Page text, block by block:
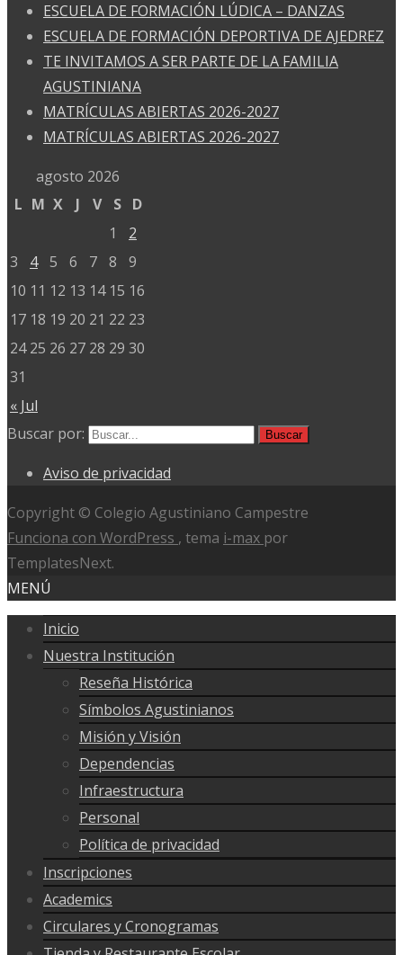
ESCUELA DE FORMACIÓN LÚDICA – DANZAS
ESCUELA DE FORMACIÓN DEPORTIVA DE AJEDREZ
TE INVITAMOS A SER PARTE DE LA FAMILIA
AGUSTINIANA
MATRÍCULAS ABIERTAS 2026-2027
MATRÍCULAS ABIERTAS 2026-2027
agosto 2026
L M X J V S D
« Jul
1
2
3
4 5 6 7 8
9
10 11 12 13 14 15 16
17 18 19 20 21 22 23
24 25 26 27 28 29 30
31
Buscar por:
Aviso de privacidad
Copyright © Colegio Agustiniano Campestre
Funciona con WordPress , tema i-max por
TemplatesNext.
MENÚ
Inicio
Nuestra Institución
Reseña Histórica
Símbolos Agustinianos
Misión y Visión
Dependencias
Infraestructura
Personal
Política de privacidad
Inscripciones
Academics
Circulares y Cronogramas